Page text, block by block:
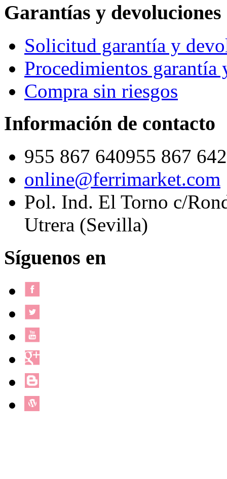
Garantías y devoluciones
Solicitud garantía y
Procedimientos garantía
Compra sin riesgos
Información de contacto
955 867 640955 867 642
online@ferrimarket.com
Pol. Ind. El Torno c/
Utrera (Sevilla)
Síguenos en